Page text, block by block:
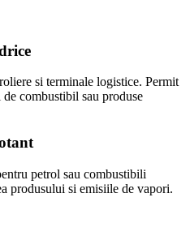
si terminale logistice. Permit
combustibil sau produse
petrol sau combustibili
produsului si emisiile de vapori.